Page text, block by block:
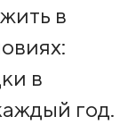
в
в
год.